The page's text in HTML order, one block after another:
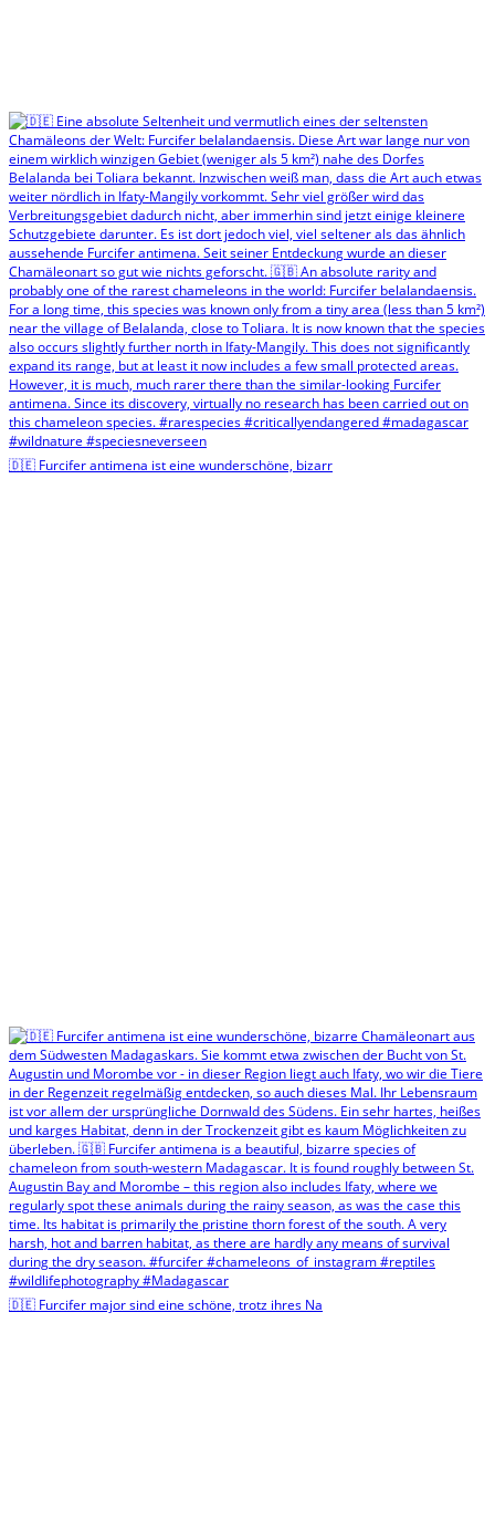
🇩🇪 Furcifer antimena ist eine wunderschöne, bizarr
🇩🇪 Furcifer major sind eine schöne, trotz ihres Na